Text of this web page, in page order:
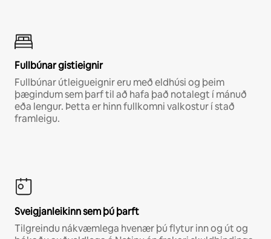
Fullbúnar gistieignir
Fullbúnar útleigueignir eru með eldhúsi og þeim
þægindum sem þarf til að hafa það notalegt í mánuð
eða lengur. Þetta er hinn fullkomni valkostur í stað
framleigu.
Sveigjanleikinn sem þú þarft
Tilgreindu nákvæmlega hvenær þú flytur inn og út og